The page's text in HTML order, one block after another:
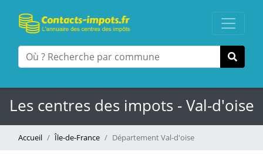
Les centres des impots - Val-d'oise
Accueil Île-de-France Département Val-d'oise